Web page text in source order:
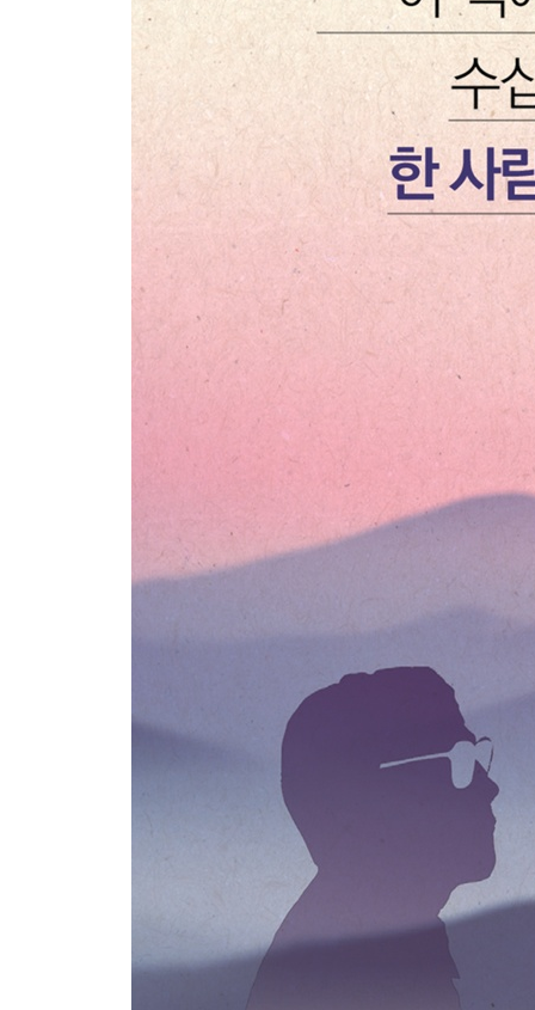
- ‘제발 이민왔다고 생각하라’고 하는 이유
먼저 온 통일, 통일 연습 역군의 실체
- 통일 연습, 절반의 성공
- 이용하지 말고 지원해야 한다
- 봉사자들의 희생, 당연한 것이 아니다
- 통일 관련 세미나의 한계
- 절반의 책임은 탈북민에게 있다
3장. 내가 ‘해솔학교’에 올인(all-in)하는 이유
해솔학교를 만든 것은 우연이 아니다
- 사회복지대학원에서 공부를 시작하다
- 셋넷학교부터 한누리학교까지, 해솔학교의 뿌리
- 탈북 청소년을 위한 대학 특례 입학 제도의 함정
- 해솔학교, 건강부터 교육·취업·가정까지 책임진다
- 해솔이 이공·기술 교육에 집중하는 이유
- 학교를 넘어 가족으로, ‘해솔가족’
4장. 우리는 무엇을, 어떻게 해야 하나
북한의 변화는 우리와 만나는 양에 비례한다
- 평양 세계청년학생축전, 임수경의 나비 효과
- 양희은의 아침이슬과 조용필의 공연
- 퍼주기인가, 변화의 씨앗인가
남북문제, 단계적 접근이 필요하다
- 통일로 가는 길(The Road to Reunification)